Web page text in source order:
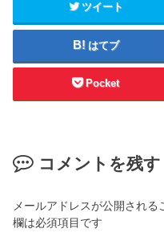
ツイート
はてブ
Pocket
コメントを残す
メールアドレスが公開される
欄は必須項目です